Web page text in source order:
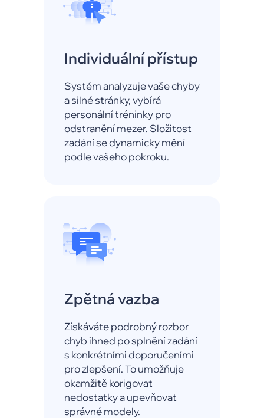
Individuální přístup
Systém analyzuje vaše chyby
a silné stránky, vybírá
personální tréninky pro
odstranění mezer. Složitost
zadání se dynamicky mění
podle vašeho pokroku.
Zpětná vazba
Získáváte podrobný rozbor
chyb ihned po splnění zadání
s konkrétními doporučeními
pro zlepšení. To umožňuje
okamžitě korigovat
nedostatky a upevňovat
správné modely.